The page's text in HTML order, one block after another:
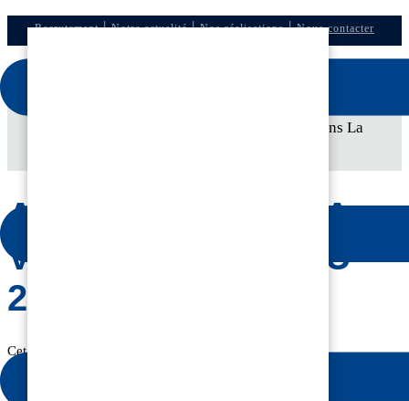
Recrutement|Notre actualité|Nos réalisations|Nous contacter
Article dans La
ARTICLE DANS LA
VOIX DU NORD DU
21/03/2022
Cet article publié dans la Voix du Nord du lundi 21 mars
2022 a mis en lumière l’histoire « industrielle et familiale »
motivée, soucieuse de répondre aux problématiques